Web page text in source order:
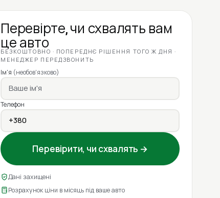
Перевірте, чи схвалять вам
це авто
БЕЗКОШТОВНО · ПОПЕРЕДНЄ РІШЕННЯ ТОГО Ж ДНЯ ·
МЕНЕДЖЕР ПЕРЕДЗВОНИТЬ
Ім'я (необов'язково)
Телефон
Перевірити, чи схвалять →
Дані захищені
Розрахунок ціни в місяць під ваше авто